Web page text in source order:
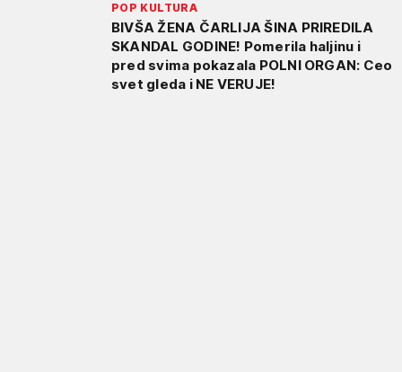
POP KULTURA
BIVŠA ŽENA ČARLIJA ŠINA PRIREDILA
SKANDAL GODINE! Pomerila haljinu i
pred svima pokazala POLNI ORGAN: Ceo
svet gleda i NE VERUJE!